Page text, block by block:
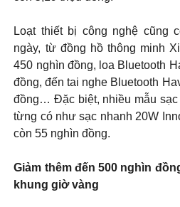
Loạt thiết bị công nghệ cũng
ngày, từ đồng hồ thông minh
450 nghìn đồng, loa Bluetooth
đồng, đến tai nghe Bluetooth
đồng… Đặc biệt, nhiều mẫu
từng có như sạc nhanh 20W
còn 55 nghìn đồng.
Giảm thêm đến 500 nghìn
khung giờ vàng